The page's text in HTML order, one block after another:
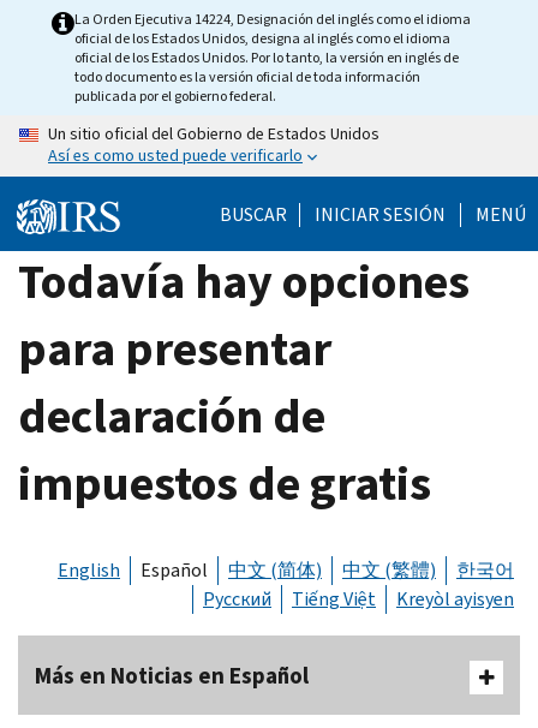
La Orden Ejecutiva 14224, Designación del inglés como el idioma
oficial de los Estados Unidos, designa al inglés como el idioma
oficial de los Estados Unidos. Por lo tanto, la versión en inglés de
todo documento es la versión oficial de toda información
publicada por el gobierno federal.
Un sitio oficial del Gobierno de Estados Unidos
Así es como usted puede verificarlo
BUSCAR INICIAR SESIÓN MENÚ
Todavía hay opciones
para presentar
declaración de
impuestos de gratis
English Español 中文 (简体) 中文 (繁體)
한국어
Русский
Tiếng Việt Kreyòl ayisyen
Más en Noticias en Español